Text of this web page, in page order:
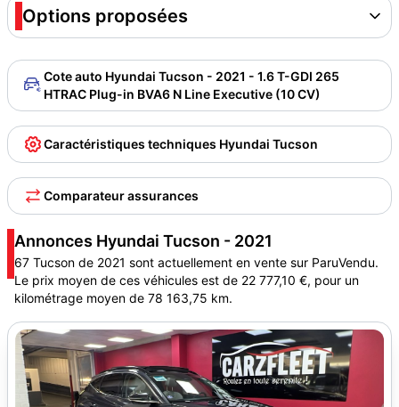
Options proposées
Cote auto Hyundai Tucson - 2021 - 1.6 T-GDI 265
HTRAC Plug-in BVA6 N Line Executive (10 CV)
Caractéristiques techniques Hyundai Tucson
Comparateur assurances
Annonces Hyundai Tucson - 2021
67 Tucson de 2021 sont actuellement en vente sur ParuVendu.
Le prix moyen de ces véhicules est de 22 777,10 €, pour un
kilométrage moyen de 78 163,75 km.